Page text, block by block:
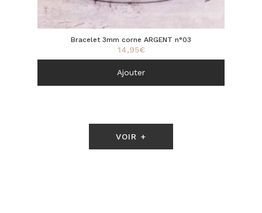
Bracelet 3mm corne ARGENT n°03
14,95€
Ajouter
VOIR +